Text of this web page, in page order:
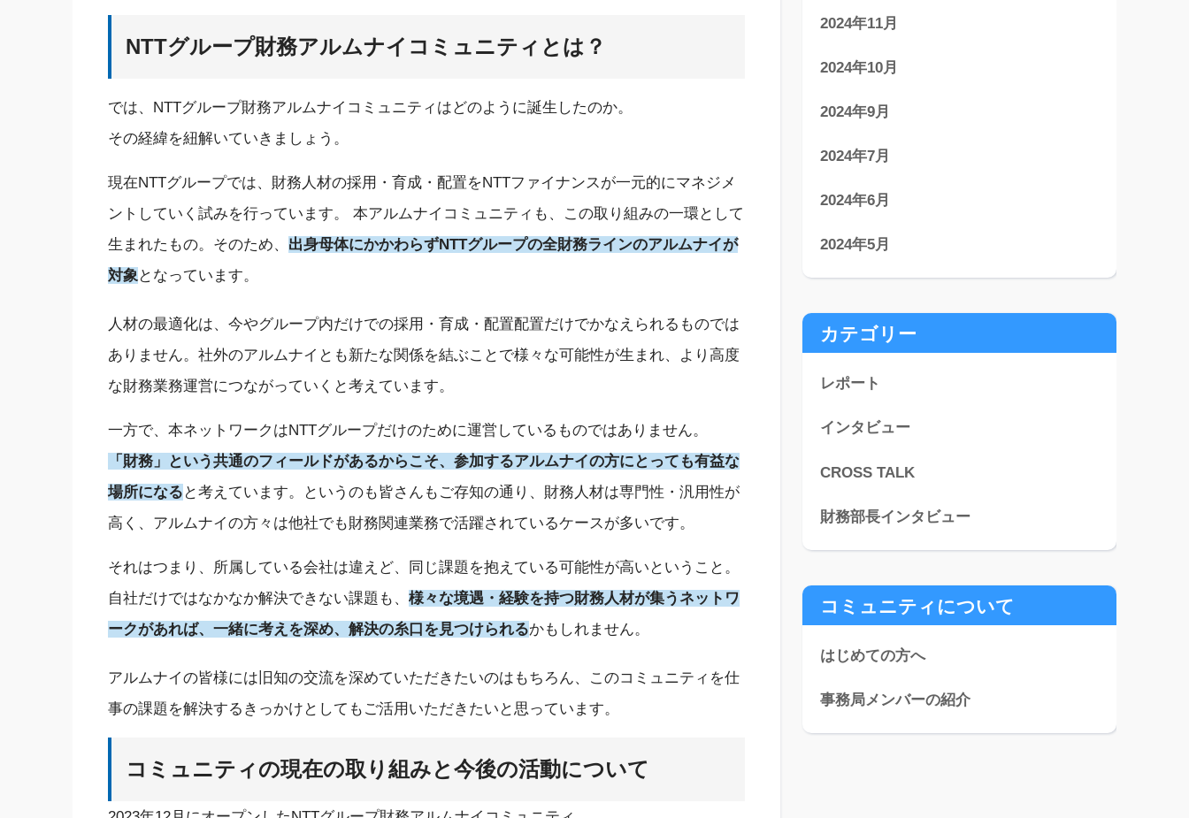
NTTグループ財務アルムナイコミュニティとは？
では、 NTTグループ財務アルムナイコミュニティ はどのように誕生したのか。
その経緯を紐解いていきましょう。
現在NTTグループでは、財務人材の採用・育成・配置をNTTファイナンスが一元的にマネジメ
ントしていく試みを行ってい ます。 本アルムナイ コミュニティ も、この取り組みの一環として
生まれたもの。 そのため、 出身母体にかかわらずNTTグループの全財務ラインのアルムナイが
対象となっています。
人材の最適化は、 今やグループ内だけでの採用・育成・配置配置だけでかなえられるものでは
ありません。社外のアルムナイとも新たな関係を結ぶこと で様々な可能性が生まれ、 より 高度
な財務業務運営につながっていくと考えています。
一方で、本ネットワークはNTTグループだけのために運営しているものではありません。
「財務」という共通のフィールドがあるからこそ、参加するアルムナイの方にとっても有益な
場所になる と考えています。 というのも皆さんもご存知の通り、 財務人材は専門性・汎用性が
高く、アルムナイの方々は他社でも財務関連業務で活躍されているケースが多いです。
それはつまり、所属している会社は違えど、 同じ課題を抱えている可能性が高いということ。
自社だけではなかなか解決できない課題も、 様々な境遇・経験を持つ財務人材が集うネットワ
ークがあれば、 一緒に考えを深め、解決の糸口を見つけられるかもしれません。
アルムナイの皆様には旧知の交流を深めていただきたいのはもちろん、このコミュニティ を仕
事の課題を解決するきっかけとしてもご活用いただきたいと思っています。
コミュニティの現在の取り組みと今後の活動について
2024年11月
2024年10月
2024年9月
2024年7月
2024年6月
2024年5月
カテゴリー
レポート
インタビュー
CROSS TALK
財務部長インタビュー
コミュニティについて
はじめての方へ
事務局メンバーの紹介